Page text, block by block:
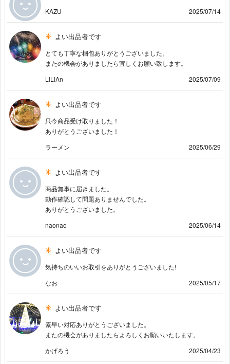
KAZU 2025/07/14
よい出品者です
とても丁寧な梱包ありがとうございました。
またの機会がありましたら宜しくお願い致します。
LiLiAn
2025/07/09
よい出品者です
只今商品受け取りました！
ありがとうございました！
ラーメン
2025/06/29
よい出品者です
商品無事に届きました。
動作確認して問題ありませんでした。
ありがとうございました。
naonao
2025/06/14
よい出品者です
気持ちのいいお取引をありがとうございました!
なお
2025/05/17
よい出品者です
素早い対応ありがとうございました。
またの機会がありましたらよろしくお願いいたします。
かげろう
2025/04/23